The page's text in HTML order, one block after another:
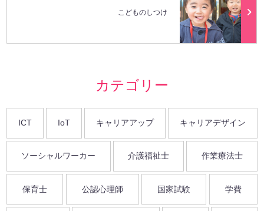
こどものしつけ
カテゴリー
ICT IoT キャリアアップ キャリアデザイン
ソーシャルワーカー 介護福祉士 作業療法士
保育士 公認心理師 国家試験 学費